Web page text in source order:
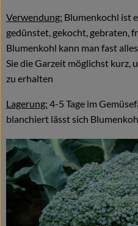
Verwendung: Blumenkochl ist
gedünstet, gekocht, gebraten,
Blumenkohl kann man fast
Sie die Garzeit möglichst kurz,
zu erhalten
Lagerung: 4-5 Tage im
blanchiert lässt sich